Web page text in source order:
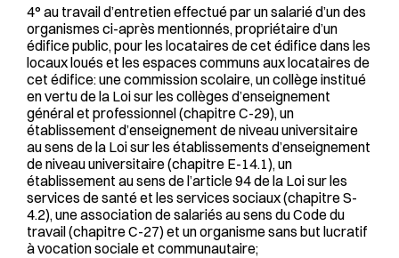
4° au travail d’entretien effectué par un salarié d’un des
organismes ci-après mentionnés, propriétaire d’un
édifice public, pour les locataires de cet édifice dans les
locaux loués et les espaces communs aux locataires de
cet édifice: une commission scolaire, un collège institué
en vertu de la Loi sur les collèges d’enseignement
général et professionnel (chapitre C-29), un
établissement d’enseignement de niveau universitaire
au sens de la Loi sur les établissements d’enseignement
de niveau universitaire (chapitre E-14.1), un
établissement au sens de l’article 94 de la Loi sur les
services de santé et les services sociaux (chapitre S-
4.2), une association de salariés au sens du Code du
travail (chapitre C-27) et un organisme sans but lucratif
à vocation sociale et communautaire;